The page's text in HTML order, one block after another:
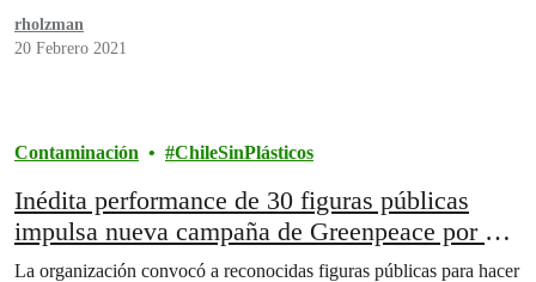
rholzman
20 Febrero 2021
Contaminación ChileSinPlásticos
Inédita performance de 30 figuras públicas
impulsa nueva campaña de Greenpeace por un
“Chile Sin Plásticos”
La organización convocó a reconocidas figuras públicas para hacer